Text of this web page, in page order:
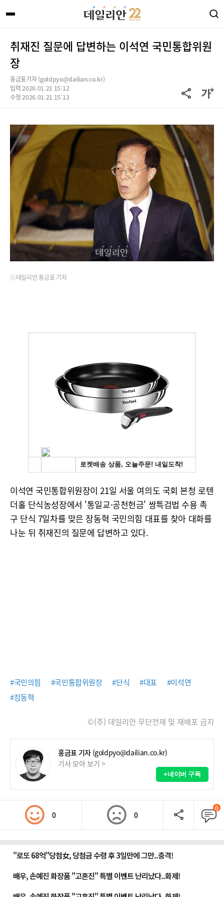
취재진 질문에 답변하는 이석연 국민통합위원
장
홍금표기자 (goldpyo@dailian.co.kr)
입력 2026.01.21 15:12
수정 2026.01.21 15:13
ⓒ데일리안 홍금표 기자
이석연 국민통합위원장이 21일 서울 여의도 국회 본청 로텐
더홀 단식농성장에서 '통일교·공천헌금' 쌍특검법 수용 촉
구 단식 7일차를 맞은 장동혁 국민의힘 대표를 찾아 대화를
나눈 뒤 취재진의 질문에 답변하고 있다.
#국민의힘 #국민통합위원장 #단식 #대표
#이석연
#장동혁
©(주) 데일리안 무단전재 및 재배포 금지
홍금표 기자 (goldpyo@dailian.co.kr)
기사 모아 보기 >
+네이버 구독
0 0
0